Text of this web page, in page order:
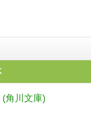
角川文庫)